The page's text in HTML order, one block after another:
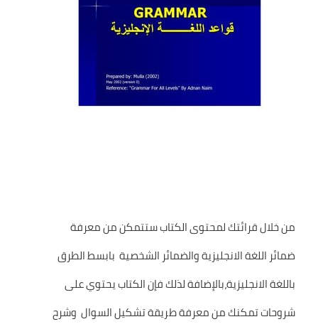
من خلال قرائتك لمحتوى الكتاب ستتمكن من معرفة
ضمائر اللغة الانجليزية والضمائر الشخصية بابسط الطرق
باللغة الانجليزية،بالإضافة لذلك فإن الكتاب يحتوي على
شروحات تمكنك من معرفة طريقة تشكيل السوال وشرح